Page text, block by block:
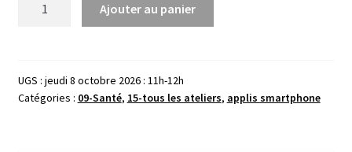
internet
pour
Ajouter au panier
UGS : jeudi 8 octobre 2026 : 11h-12h
Catégories : 09-Santé, 15-tous les ateliers, applis smartphone